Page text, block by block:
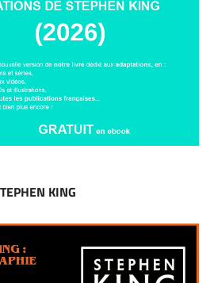
KING